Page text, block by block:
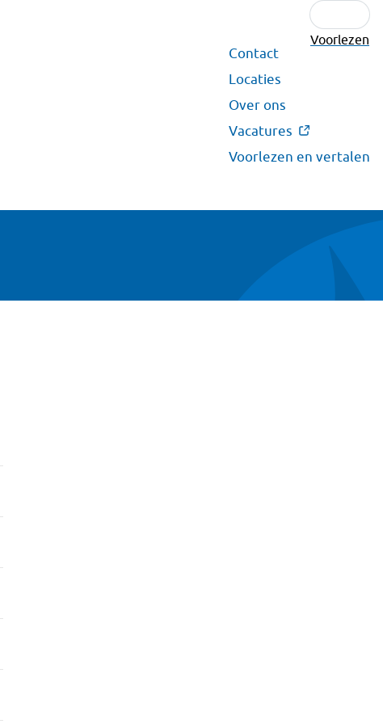
Voorlezen
Secundair
menu
Contact
Locaties
Over ons
Vacatures
Voorlezen en vertalen